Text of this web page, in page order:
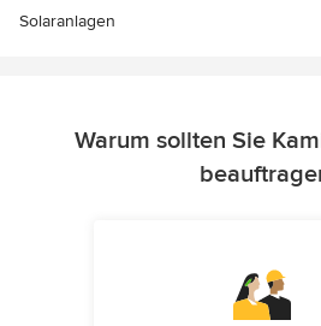
Solaranlagen
Warum sollten Sie